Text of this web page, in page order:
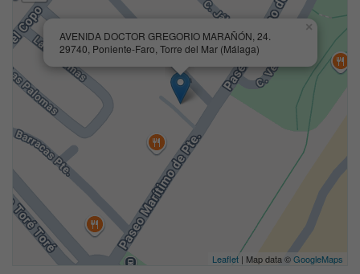
AVENIDA DOCTOR GREGORIO MARAÑÓN, 24.
29740, Poniente-Faro, Torre del Mar (Málaga)
×
Leaflet | Map data ©GoogleMaps